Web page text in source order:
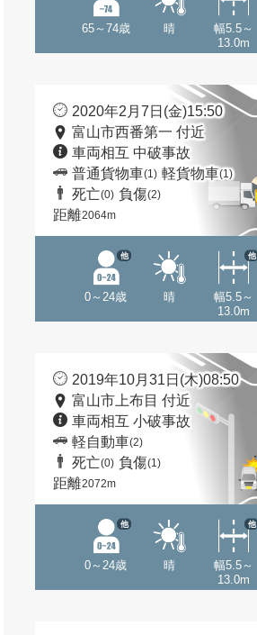
65～74歳 晴
幅5.5～
13.0m
2020年2月7日(金)15:50
富山市西番第一 付近
車両相互 中破事故
普通貨物車(1) 軽貨物車(1)
死亡(0) 負傷(2)
距離2064m
0～24歳
他
晴
幅5.5～
13.0m
他
2019年10月31日(木)08:50
富山市上布目 付近
車両相互 小破事故
軽自動車(2)
死亡(0) 負傷(1)
距離2072m
0～24歳
他
晴
幅5.5～
13.0m
他